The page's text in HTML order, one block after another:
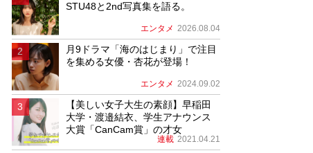
STU48と2nd写真集を語る。
エンタメ 2026.08.04
月9ドラマ「海のはじまり」で注目
を集める女優・杏花が登場！
エンタメ 2024.09.02
【美しい女子大生の素顔】早稲田
大学・渡邉結衣、学生アナウンス
大賞「CanCam賞」の才女
連載 2021.04.21